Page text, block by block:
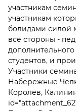
участникам
участникам
болидами силой
все стороны -
студентов, и
Участники
Набережные
Королев,